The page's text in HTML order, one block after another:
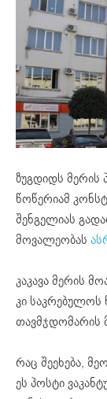
ზუგდიდს
წოწერიამ
შენგელიას
მოვალეობას
კაკავა მერის
კი საკრებულოს
თავმჯდომარის
რაც შეეხება,
ეს პოსტი